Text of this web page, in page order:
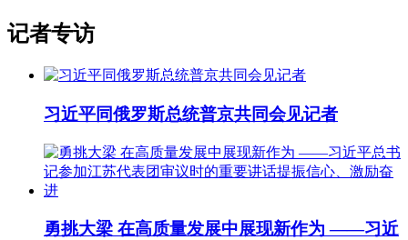
记者专访
习近平同俄罗斯总统普京共同会见记者
勇挑大梁 在高质量发展中展现新作为 ——习近